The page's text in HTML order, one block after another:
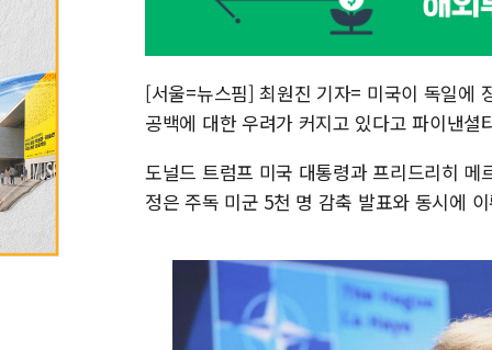
[서울=뉴스핌] 최원진 기자= 미국이 독일에
공백에 대한 우려가 커지고 있다고 파이낸
도널드 트럼프 미국 대통령과 프리드리히
정은 주독 미군 5천 명 감축 발표와 동시에